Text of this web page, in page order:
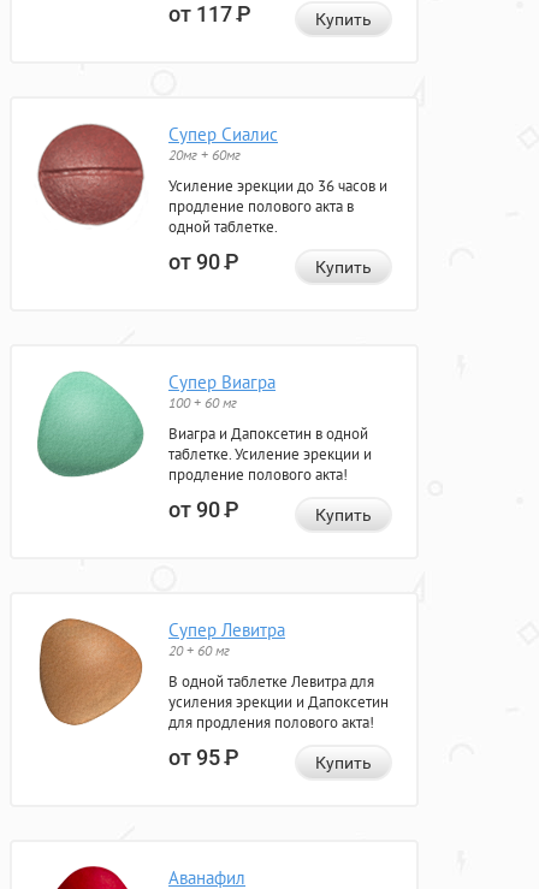
от 117Р Купить
Супер Сиалис
20мг + 60мг
Усиление эрекции до 36 часов и
продление полового акта в
одной таблетке.
от 90Р Купить
Супер Виагра
100 + 60 мг
Виагра и Дапоксетин в одной
таблетке. Усиление эрекции и
продление полового акта!
от 90Р Купить
Супер Левитра
20 + 60 мг
В одной таблетке Левитра для
усиления эрекции и Дапоксетин
для продления полового акта!
от 95Р Купить
Аванафил